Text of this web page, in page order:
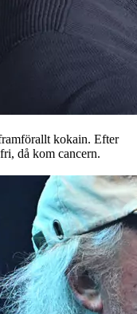
kokain. Efter
då kom cancern.